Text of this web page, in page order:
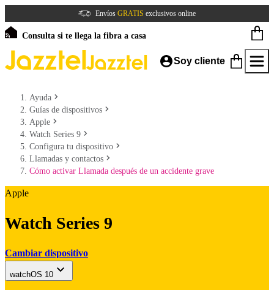
Envíos GRATIS exclusivos online
Consulta si te llega la fibra a casa
Soy cliente
Ayuda
Guías de dispositivos
Apple
Watch Series 9
Configura tu dispositivo
Llamadas y contactos
Cómo activar Llamada después de un accidente grave
Apple
Watch Series 9
Cambiar dispositivo
watchOS 10